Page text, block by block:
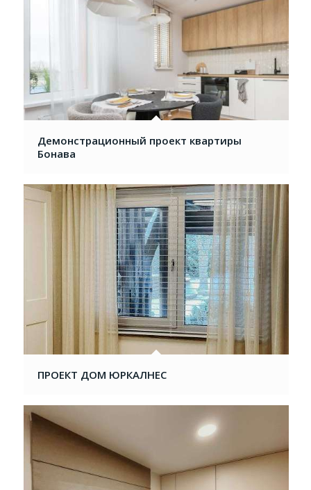
Демонстрационный проект квартиры
Бонава
ПРОЕКТ ДОМ ЮРКАЛНЕС